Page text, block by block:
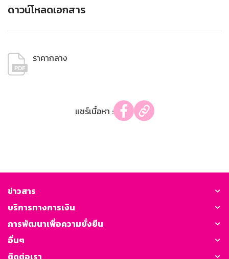
ดาวน์โหลดเอกสาร
ราคากลาง
แชร์เนื้อหา :
ข่าวสาร
บริการทางการเงิน
การพัฒนาเพื่อความยั่งยืน
อื่นๆ